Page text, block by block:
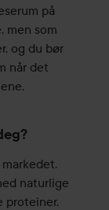
på
men som
og du bør
når det
naturlige
proteiner.